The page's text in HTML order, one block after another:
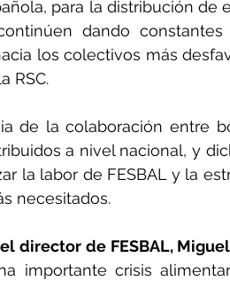
para la distribución de
dando
los colectivos más
RSC.
de la colaboración entre
a nivel nacional, y
la labor de FESBAL y la
necesitados.
director de FESBAL,
importante crisis